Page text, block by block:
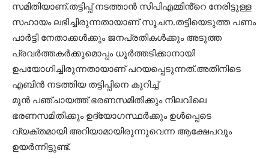
സമിതിയാണ്.തട്ടിപ്പ് നടത്താൻ സിപിഎമ്മിൻ്റെ നേരിട്ടുള്ള
സഹായം ലഭിച്ചിരുന്നതായാണ് സൂചന.തട്ടിയെടുത്ത പണം
പാർട്ടി നേതാക്കൾക്കും ജനപ്രതികൾക്കും അടുത്ത
പ്രവർത്തകർക്കുമൊപ്പം ധൂർത്തടിക്കാനായി
ഉപയോഗിച്ചിരുന്നതായാണ് പറയപ്പെടുന്നത്.അതിനിടെ
എബിൻ നടത്തിയ തട്ടിപ്പിനെ കുറിച്ച്
മുൻ പഞ്ചായത്ത് ഭരണസമിതിക്കും നിലവിലെ
ഭരണസമിതിക്കും ഉദ്യോഗസ്ഥർക്കും ഉൾപ്പെടെ
വ്യക്തമായി അറിയാമായിരുന്നുവെന്ന ആക്ഷേപവും
ഉയർന്നിട്ടുണ്ട്.